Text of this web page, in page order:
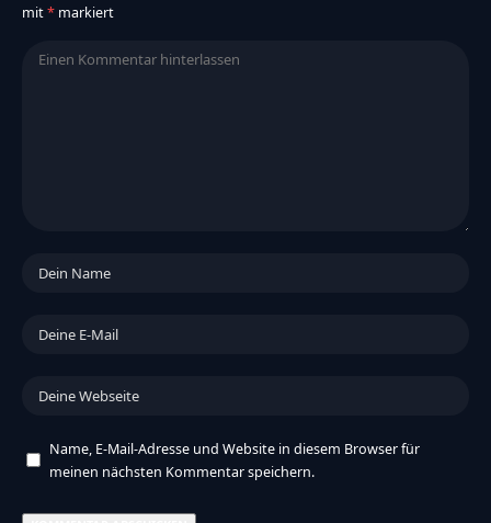
mit* markiert
Name, E-Mail-Adresse und Website in diesem Browser für
meinen nächsten Kommentar speichern.